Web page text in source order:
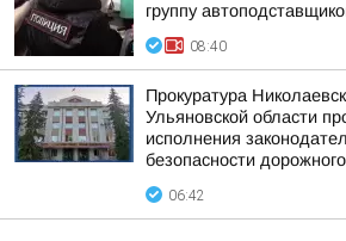
группу
08:40
Прокуратура
Ульяновской области
исполнения
безопасности
06:42